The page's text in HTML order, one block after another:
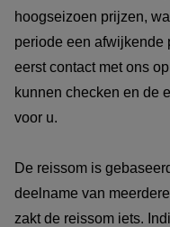
hoogseizoen prijzen,
periode een afwijkende
eerst contact met ons
kunnen checken en de
voor u.
De reissom is
deelname van
zakt de reissom iets.